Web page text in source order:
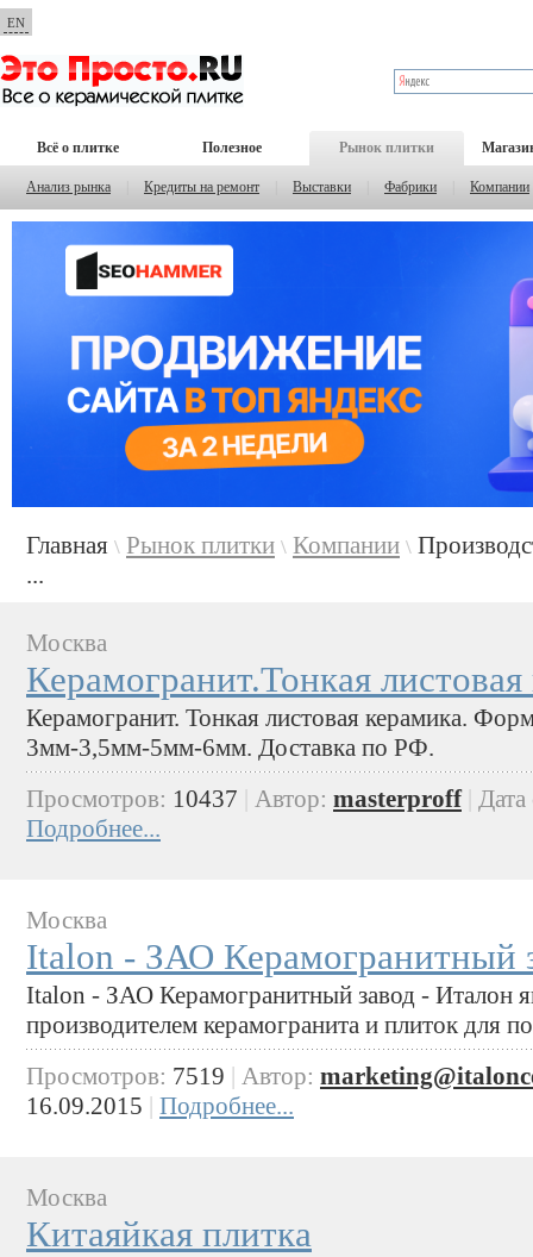
EN
Всё о плитке Полезное Рынок плитки
Анализ рынка Кредиты на ремонт Выставки Фабрики Компании
Главная \ Рынок плитки \ Компании \
...
Москва
Керамогранит.Тонкая
Керамогранит. Тонкая листовая керамика.
3мм-3,5мм-5мм-6мм. Доставка по РФ.
Просмотров: 10437 Автор: masterproff|
Подробнее...
Москва
Italon - ЗАО Керамогранитный
Italon­ - ЗАО Керамогранитный завод - Италон
производителем керамогранита и плиток для
Просмотров: 7519 | Автор:
16.09.2015 | Подробнее...
Москва
Китаяйкая плитка